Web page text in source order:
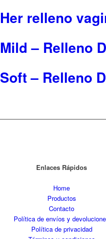
Her relleno
Mild – Relleno
Soft – Relleno
Enlaces Rápidos
Home
Productos
Contacto
Política de envíos y
Política de privacidad